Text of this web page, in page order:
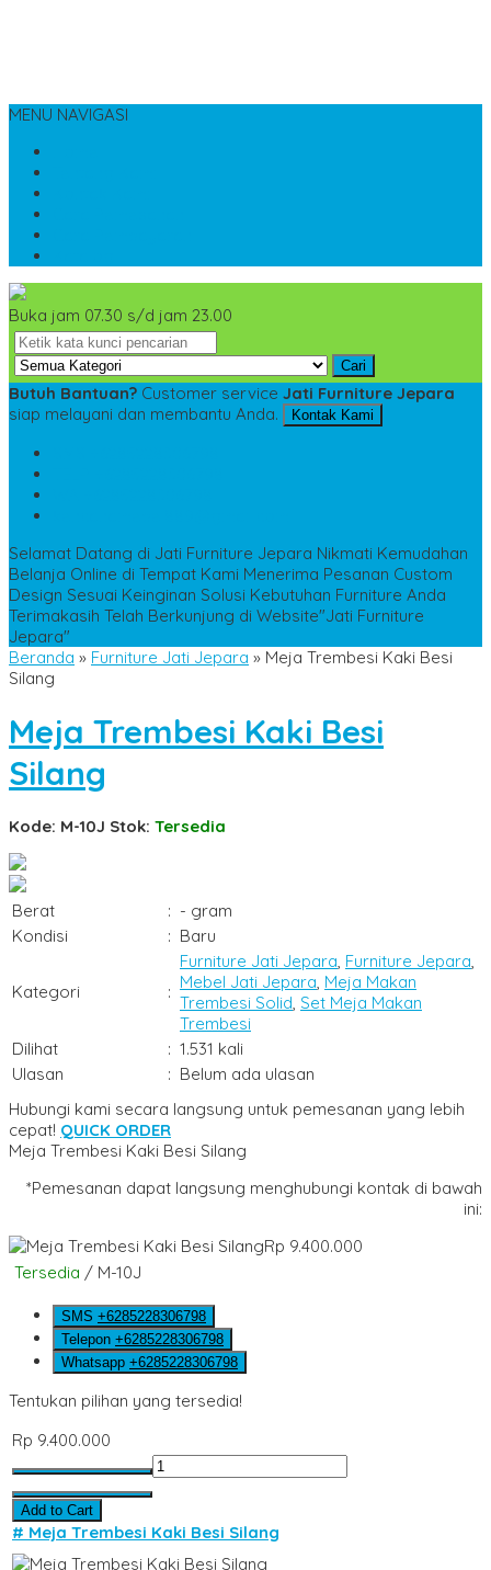
MENU NAVIGASI
Buka jam 07.30 s/d jam 23.00
Cari
Butuh Bantuan? Customer service Jati Furniture Jepara
siap melayani dan membantu Anda.
Kontak Kami
Selamat Datang di Jati Furniture Jepara Nikmati Kemudahan
Belanja Online di Tempat Kami Menerima Pesanan Custom
Design Sesuai Keinginan Solusi Kebutuhan Furniture Anda
Terimakasih Telah Berkunjung di Website"Jati Furniture
Jepara"
Beranda » Furniture Jati Jepara » Meja Trembesi Kaki Besi
Silang
Meja Trembesi Kaki Besi
Silang
Kode: M-10J Stok: Tersedia
Berat : - gram
Kondisi
: Baru
Kategori :
Furniture Jati Jepara, Furniture Jepara,
Mebel Jati Jepara, Meja Makan
Trembesi Solid, Set Meja Makan
Trembesi
Dilihat
: 1.531 kali
Ulasan
: Belum ada ulasan
Hubungi kami secara langsung untuk pemesanan yang lebih
cepat! QUICK ORDER
Meja Trembesi Kaki Besi Silang
*Pemesanan dapat langsung menghubungi kontak di bawah
ini:
Rp 9.400.000
Tersedia / M-10J
SMS +6285228306798
Telepon +6285228306798
Whatsapp +6285228306798
Tentukan pilihan yang tersedia!
Rp 9.400.000
Add to Cart
# Meja Trembesi Kaki Besi Silang